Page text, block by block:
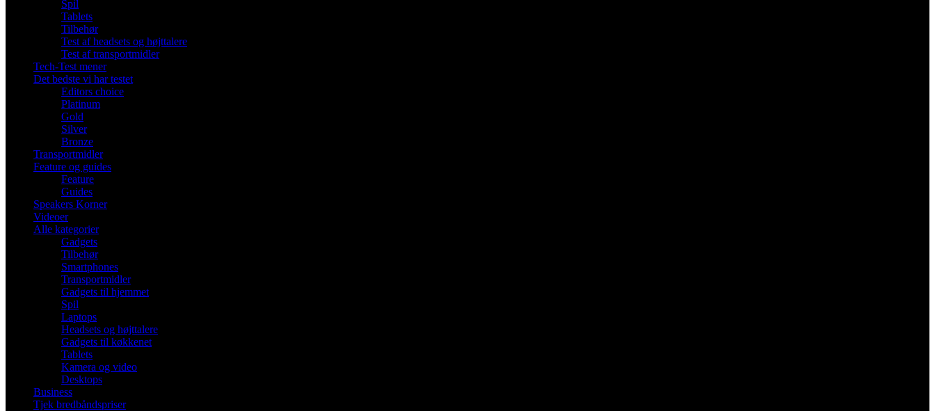
Spil
Tablets
Tilbehør
Test af headsets og højttalere
Test af transportmidler
Tech-Test mener
Det bedste vi har testet
Editors choice
Platinum
Gold
Silver
Bronze
Transportmidler
Feature og guides
Feature
Guides
Speakers Korner
Videoer
Alle kategorier
Gadgets
Tilbehør
Smartphones
Transportmidler
Gadgets til hjemmet
Spil
Laptops
Headsets og højttalere
Gadgets til køkkenet
Tablets
Kamera og video
Desktops
Business
Tjek bredbåndspriser